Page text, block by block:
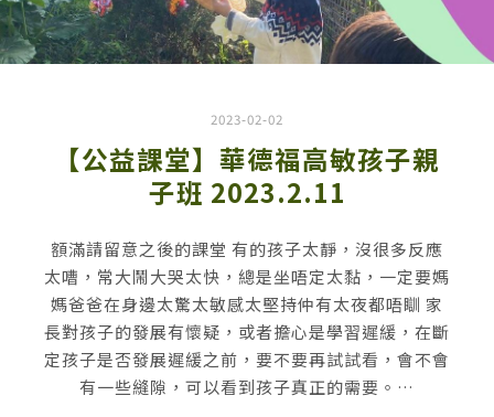
2023-02-02
【公益課堂】華德福高敏孩子親
子班 2023.2.11
額滿請留意之後的課堂 有的孩子太靜，沒很多反應
太嘈，常大鬧大哭太快，總是坐唔定太黏，一定要媽
媽爸爸在身邊太驚太敏感太堅持仲有太夜都唔瞓 家
長對孩子的發展有懷疑，或者擔心是學習遲緩，在斷
定孩子是否發展遲緩之前，要不要再試試看，會不會
有一些縫隙，可以看到孩子真正的需要。…